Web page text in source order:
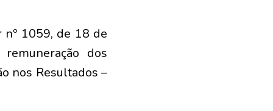
nº 1059, de 18 de
dos
nos Resultados –